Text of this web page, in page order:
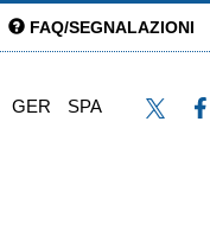
FAQ/SEGNALAZIONI
GER SPA